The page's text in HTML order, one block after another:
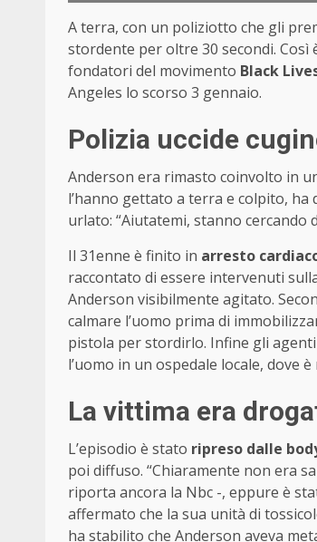
A terra, con un poliziotto che gli
stordente per oltre 30 secondi. Così
fondatori del movimento Black
Angeles lo scorso 3 gennaio.
Polizia uccide
Anderson era rimasto coinvolto in
l’hanno gettato a terra e colpito, ha
urlato: “Aiutatemi, stanno cercando
Il 31enne è finito in arresto
raccontato di essere intervenuti
Anderson visibilmente agitato.
calmare l’uomo prima di
pistola per stordirlo. Infine gli
l’uomo in un ospedale locale, dove
La vittima era
L’episodio è stato ripreso dalle
poi diffuso. “Chiaramente non era
riporta ancora la Nbc -, eppure è
affermato che la sua unità di
ha stabilito che Anderson aveva